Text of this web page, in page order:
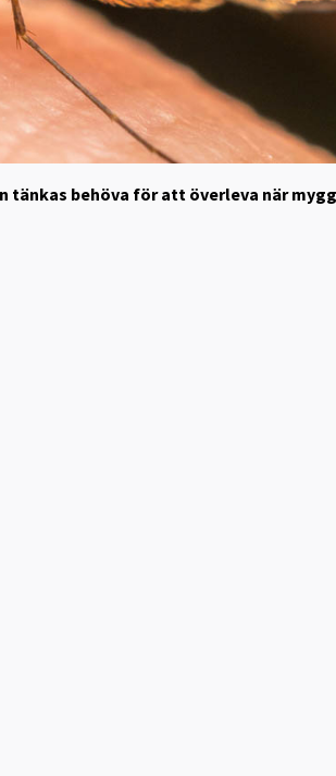
tänkas behöva för att överleva när